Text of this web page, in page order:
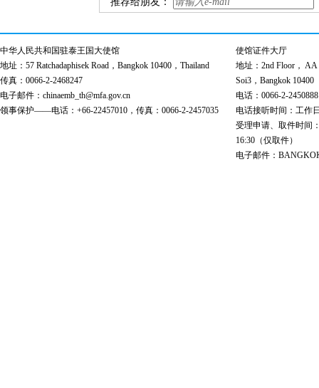
中华人民共和国驻泰王国大使馆
地址：57 Ratchadaphisek Road，Bangkok 10400，Thailand
传真：0066-2-2468247
电子邮件：chinaemb_th@mfa.gov.cn
领事保护——电话：+66-22457010，传真：0066-2-2457035
使馆证件大厅
地址：2nd Floor， AA
Soi3，Bangkok 10400
电话：0066-2-
电话接听时间：工作
受理申请、取件时间
16:30（仅取件）
电子邮件：